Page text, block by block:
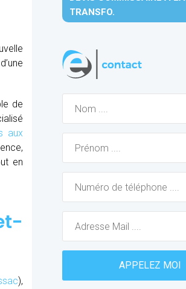
de
aux
en
),
TRANSFO.